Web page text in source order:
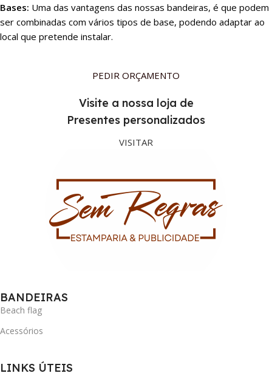
Bases: Uma das vantagens das nossas bandeiras, é que podem
ser combinadas com vários tipos de base, podendo adaptar ao
local que pretende instalar.
PEDIR ORÇAMENTO
Visite a nossa loja de
Presentes personalizados
VISITAR
BANDEIRAS
Beach flag
Acessórios
LINKS ÚTEIS